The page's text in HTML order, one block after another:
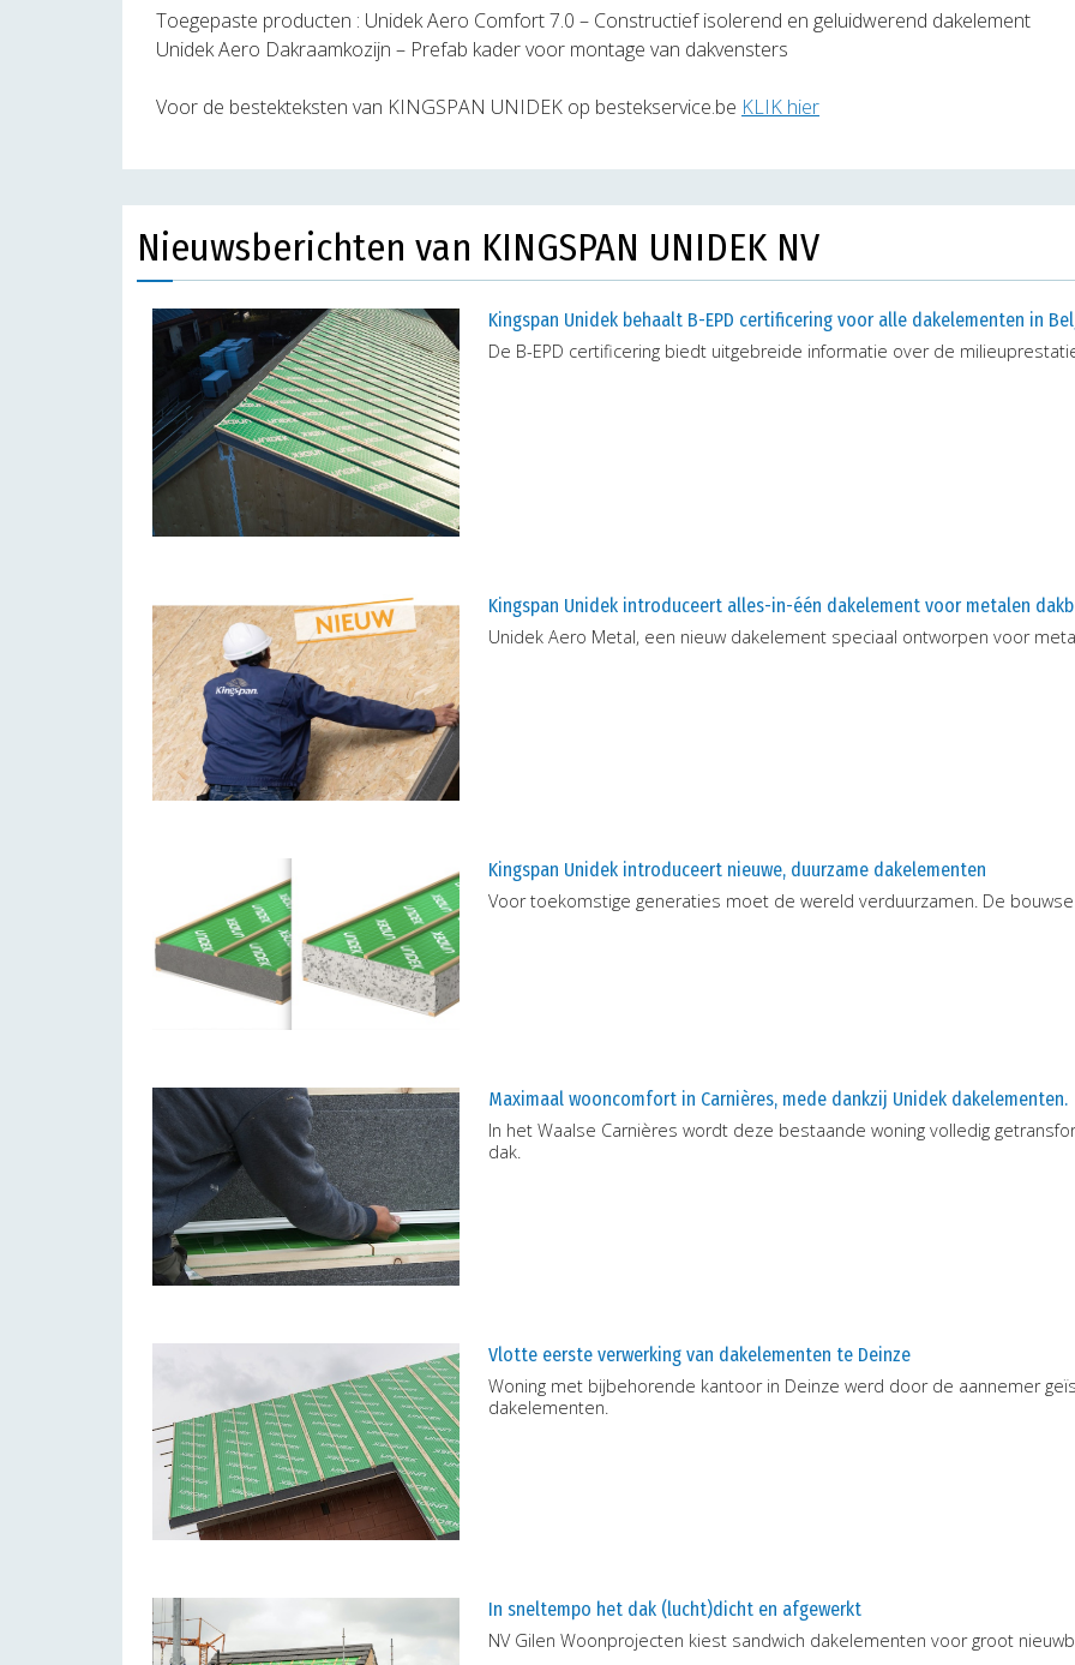
Toegepaste producten : Unidek Aero Comfort 7.0 – Constructief isolerend en geluidwerend dakelement
Unidek Aero Dakraamkozijn – Prefab kader voor montage van dakvensters
Voor de bestekteksten van KINGSPAN UNIDEK op bestekservice.be KLIK hier
Nieuwsberichten van KINGSPAN UNIDEK NV
Kingspan Unidek behaalt B-EPD certificering voor alle dakelementen in
De B-EPD certificering biedt uitgebreide informatie over de
Kingspan Unidek introduceert alles-in-één dakelement voor metalen
Unidek Aero Metal, een nieuw dakelement speciaal ontworpen voor
Kingspan Unidek introduceert nieuwe, duurzame dakelementen
Voor toekomstige generaties moet de wereld verduurzamen. De
Maximaal wooncomfort in Carnières, mede dankzij Unidek dakelementen.
In het Waalse Carnières wordt deze bestaande woning volledig
dak.
Vlotte eerste verwerking van dakelementen te Deinze
Woning met bijbehorende kantoor in Deinze werd door de aannemer
dakelementen.
In sneltempo het dak (lucht)dicht en afgewerkt
NV Gilen Woonprojecten kiest sandwich dakelementen voor groot